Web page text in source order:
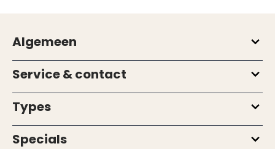
Algemeen
Service & contact
Types
Specials